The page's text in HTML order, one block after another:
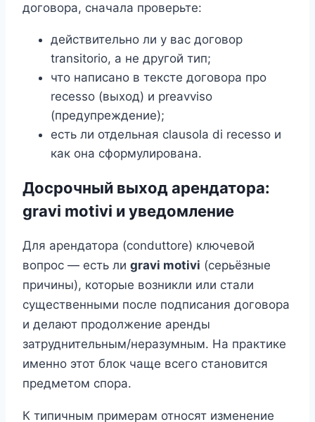
договора, сначала проверьте:
действительно ли у вас договор
transitorio, а не другой тип;
что написано в тексте договора про
recesso (выход) и preavviso
(предупреждение);
есть ли отдельная clausola di recesso и
как она сформулирована.
Досрочный выход арендатора:
gravi motivi и уведомление
Для арендатора (conduttore) ключевой
вопрос — есть ли gravi motivi (серьёзные
причины), которые возникли или стали
существенными после подписания договора
и делают продолжение аренды
затруднительным/неразумным. На практике
именно этот блок чаще всего становится
предметом спора.
К типичным примерам относят изменение